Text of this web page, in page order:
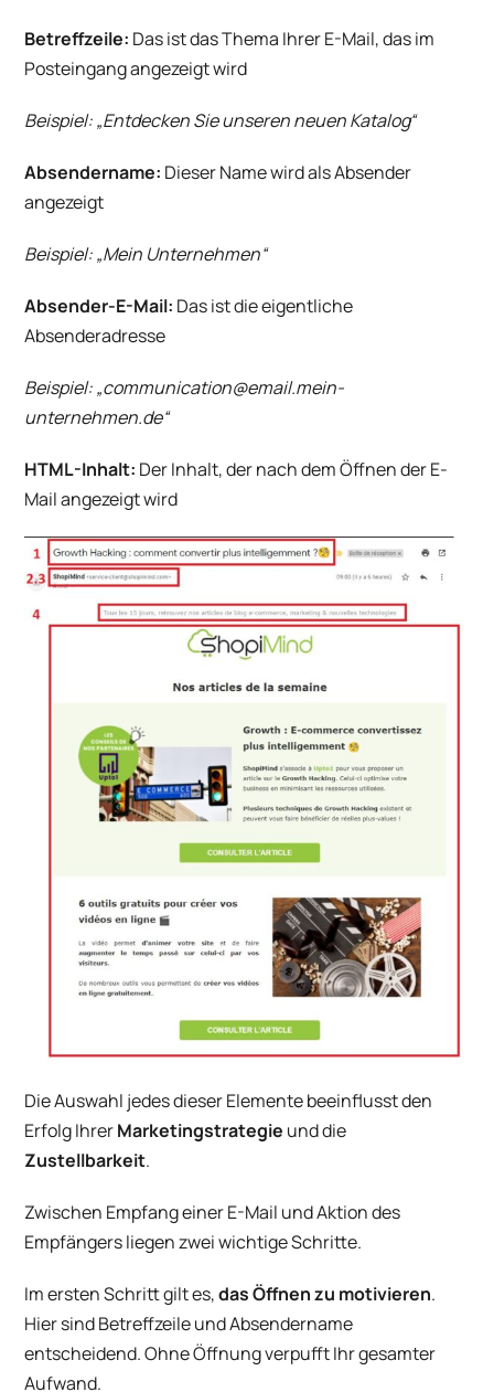
Betreffzeile: Das ist das Thema Ihrer E-Mail, das im
Posteingang angezeigt wird
Beispiel: „Entdecken Sie unseren neuen Katalog“
Absendername: Dieser Name wird als Absender
angezeigt
Beispiel: „Mein Unternehmen“
Absender-E-Mail: Das ist die eigentliche
Absenderadresse
Beispiel: „communication@email.mein-
unternehmen.de“
HTML-Inhalt: Der Inhalt, der nach dem Öffnen der E-
Mail angezeigt wird
Die Auswahl jedes dieser Elemente beeinflusst den
Erfolg IhrerMarketingstrategie und die
Zustellbarkeit.
Zwischen Empfang einer E-Mail und Aktion des
Empfängers liegen zwei wichtige Schritte.
Im ersten Schritt gilt es,das Öffnen zu motivieren.
Hier sind Betreffzeile und Absendername
entscheidend. Ohne Öffnung verpufft Ihr gesamter
Aufwand.